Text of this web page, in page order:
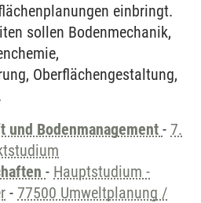
einbringt.
sollen Bodenmechanik,
Oberflächengestaltung,
und Bodenmanagement - 7.
- Hauptstudium -
- 77500 Umweltplanung /